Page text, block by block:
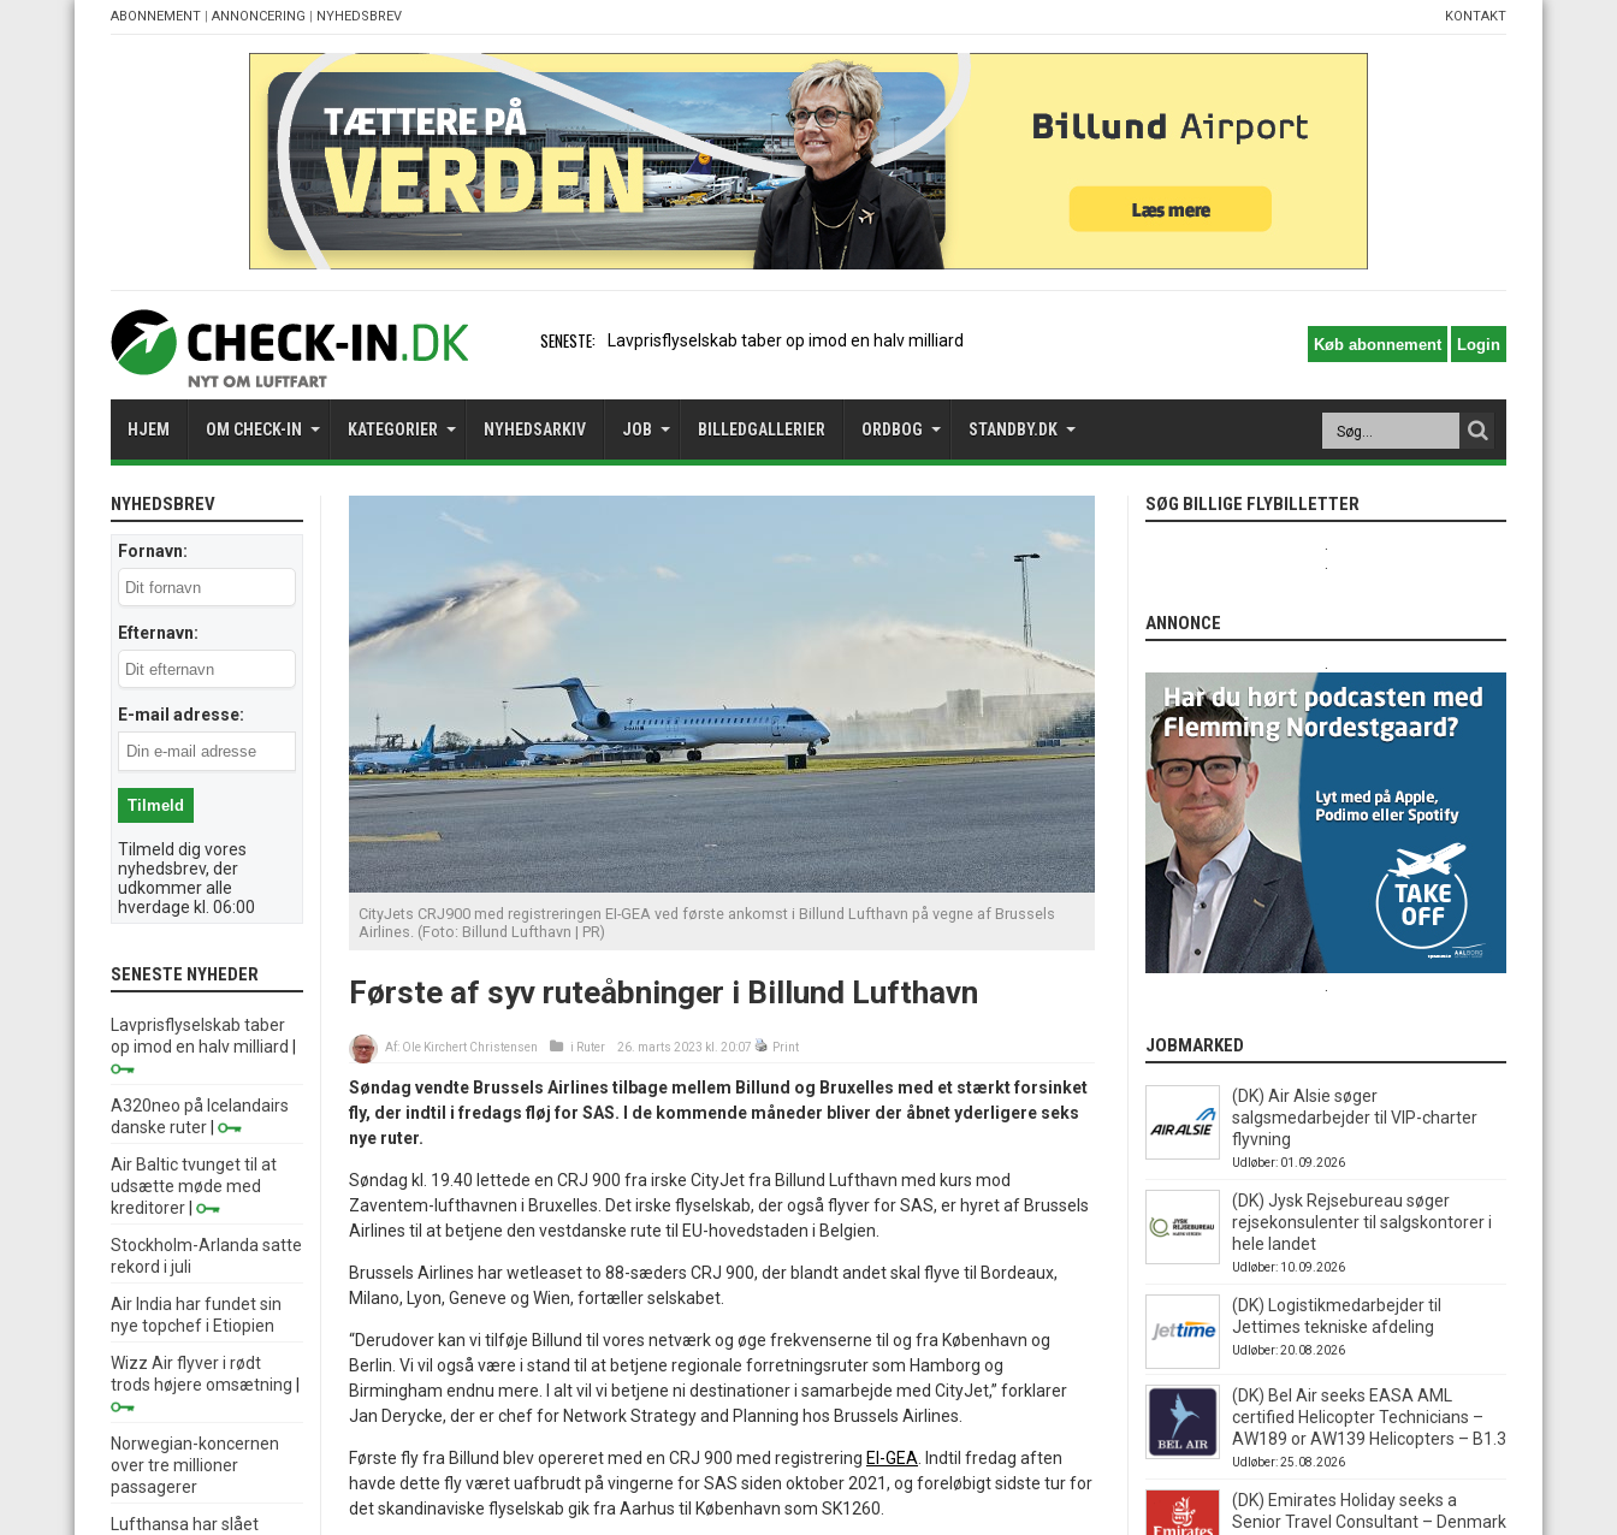
ABONNEMENT | ANNONCERING | NYHEDSBREV KONTAKT
SENESTE: A320neo på Icelandairs dans
HJEM OM CHECK-IN KATEGORIER NYHEDSARKIV JOB BILLEDGALLERIER ORDBOG STANDBY.DK
CityJets CRJ900 med registreringen EI-GEA ved første ankomst i Billund Lufthavn på vegne af Brussels
Airlines. (Foto: Billund Lufthavn | PR)
Første af syv ruteåbninger i Billund Lufthavn
Af: Ole Kirchert Christensen i Ruter 26. marts 2023 kl. 20:07 Print
Søndag vendte Brussels Airlines tilbage mellem Billund og Bruxelles med et stærkt forsinket
fly, der indtil i fredags fløj for SAS. I de kommende måneder bliver der åbnet yderligere seks
nye ruter.
Søndag kl. 19.40 lettede en CRJ 900 fra irske CityJet fra Billund Lufthavn med kurs mod
Zaventem-lufthavnen i Bruxelles. Det irske flyselskab, der også flyver for SAS, er hyret af Brussels
Airlines til at betjene den vestdanske rute til EU-hovedstaden i Belgien.
Brussels Airlines har wetleaset to 88-sæders CRJ 900, der blandt andet skal flyve til Bordeaux,
Milano, Lyon, Geneve og Wien, fortæller selskabet.
“Derudover kan vi tilføje Billund til vores netværk og øge frekvenserne til og fra København og
Berlin. Vi vil også være i stand til at betjene regionale forretningsruter som Hamborg og
Birmingham endnu mere. I alt vil vi betjene ni destinationer i samarbejde med CityJet,” forklarer
Jan Derycke, der er chef for Network Strategy and Planning hos Brussels Airlines.
Første fly fra Billund blev opereret med en CRJ 900 med registrering EI-GEA . Indtil fredag aften
havde dette fly været uafbrudt på vingerne for SAS siden oktober 2021, og foreløbigt sidste tur for
det skandinaviske flyselskab gik fra Aarhus til København som SK1260.
NYHEDSBREV
Fornavn:
Efternavn:
E-mail adresse:
Tilmeld dig vores
nyhedsbrev, der
udkommer alle
hverdage kl. 06:00
SENESTE NYHEDER
Lavprisflyselskab taber
op imod en halv milliard
A320neo på Icelandairs
danske ruter
Air Baltic tvunget til at
udsætte møde med
kreditorer
Stockholm-Arlanda satte
rekord i juli
Air India har fundet sin
nye topchef i Etiopien
Wizz Air flyver i rødt
trods højere omsætning
Norwegian-koncernen
over tre millioner
passagerer
Lufthansa har slået
SØG BILLIGE FLYBILLETTER
ANNONCE
JOBMARKED
(DK) Air Alsie søger
salgsmedarbejder til VIP-charter
flyvning
Udløber: 01.09.2026
(DK) Jysk Rejsebureau søger
rejsekonsulenter til salgskontorer i
hele landet
Udløber: 10.09.2026
(DK) Logistikmedarbejder til
Jettimes tekniske afdeling
Udløber: 20.08.2026
(DK) Bel Air seeks EASA AML
certified Helicopter Technicians –
AW189 or AW139 Helicopters – B1.3
Udløber: 25.08.2026
(DK) Emirates Holiday seeks a
Senior Travel Consultant – Denmark